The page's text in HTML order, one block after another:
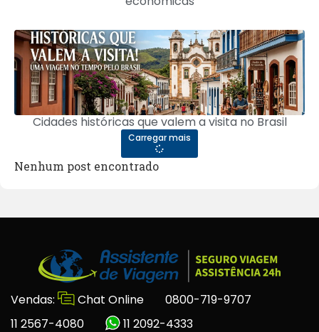
Cidades históricas que valem a visita no Brasil
Carregar mais
Nenhum post encontrado
Vendas: Chat Online
0800-719-9707
11 2567-4080
11 2092-4333